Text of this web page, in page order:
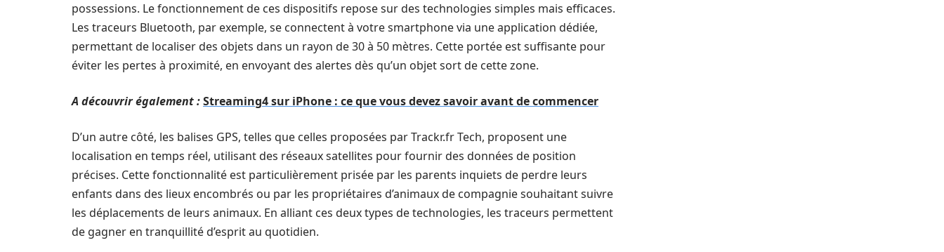
possessions. Le fonctionnement de ces dispositifs repose sur des technologies simples mais efficaces.
Les traceurs Bluetooth, par exemple, se connectent à votre smartphone via une application dédiée,
permettant de localiser des objets dans un rayon de 30 à 50 mètres. Cette portée est suffisante pour
éviter les pertes à proximité, en envoyant des alertes dès qu’un objet sort de cette zone.
A découvrir également :Streaming4 sur iPhone : ce que vous devez savoir avant de commencer
D’un autre côté, les balises GPS, telles que celles proposées par Trackr.fr Tech, proposent une
localisation en temps réel, utilisant des réseaux satellites pour fournir des données de position
précises. Cette fonctionnalité est particulièrement prisée par les parents inquiets de perdre leurs
enfants dans des lieux encombrés ou par les propriétaires d’animaux de compagnie souhaitant suivre
les déplacements de leurs animaux. En alliant ces deux types de technologies, les traceurs permettent
de gagner en tranquillité d’esprit au quotidien.